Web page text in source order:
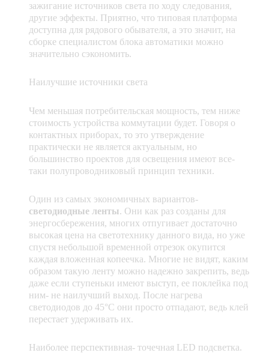
зажигание источников света по ходу следования,
другие эффекты. Приятно, что типовая платформа
доступна для рядового обывателя, а это значит, на
сборке специалистом блока автоматики можно
значительно сэкономить.
Наилучшие источники света
Чем меньшая потребительская мощность, тем ниже
стоимость устройства коммутации будет. Говоря о
контактных приборах, то это утверждение
практически не является актуальным, но
большинство проектов для освещения имеют все-
таки полупроводниковый принцип техники.
Один из самых экономичных вариантов-
светодиодные ленты. Они как раз созданы для
энергосбережения, многих отпугивает достаточно
высокая цена на светотехнику данного вида, но уже
спустя небольшой временной отрезок окупится
каждая вложенная копеечка. Многие не видят, каким
образом такую ленту можно надежно закрепить, ведь
даже если ступеньки имеют выступ, ее поклейка под
ним- не наилучший выход. После нагрева
светодиодов до 45°С они просто отпадают, ведь клей
перестает удерживать их.
Наиболее перспективная- точечная LED подсветка.